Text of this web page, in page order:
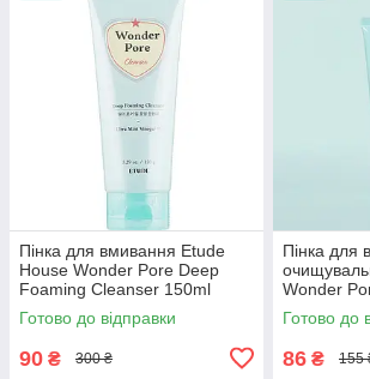
Пінка для вмивання Etude
House Wonder Pore Deep
Foaming Cleanser 150ml
Готово до відправки
90 ₴ 300 ₴
Пінка для
Wonder
Cleanser,
Готово до
86 ₴ 155